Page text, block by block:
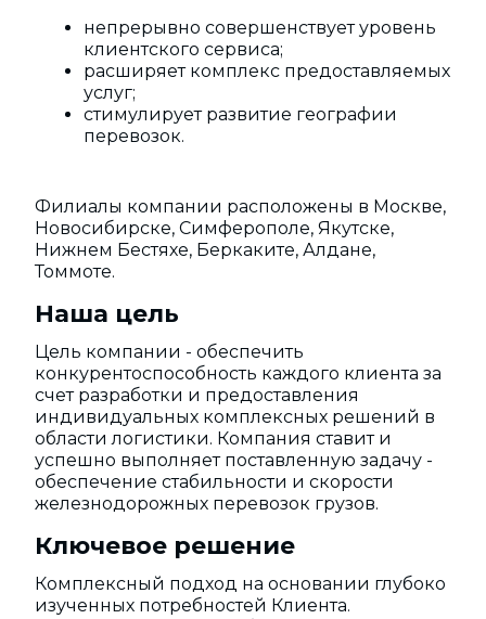
непрерывно совершенствует уровень
клиентского сервиса;
расширяет комплекс предоставляемых
услуг;
стимулирует развитие географии
перевозок.
Филиалы компании расположены в Москве,
Новосибирске, Симферополе, Якутске,
Нижнем Бестяхе, Беркаките, Алдане,
Томмоте.
Наша цель
Цель компании - обеспечить
конкурентоспособность каждого клиента за
счет разработки и предоставления
индивидуальных комплексных решений в
области логистики. Компания ставит и
успешно выполняет поставленную задачу -
обеспечение стабильности и скорости
железнодорожных перевозок грузов.
Ключевое решение
Комплексный подход на основании глубоко
изученных потребностей Клиента.